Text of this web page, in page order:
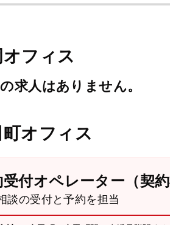
フィス
求人はありません。
町オフィス
受付オペレーター（契
談の受付と予約を担当